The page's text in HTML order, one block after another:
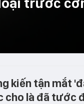
kiến tận mắt
cho là đã tước